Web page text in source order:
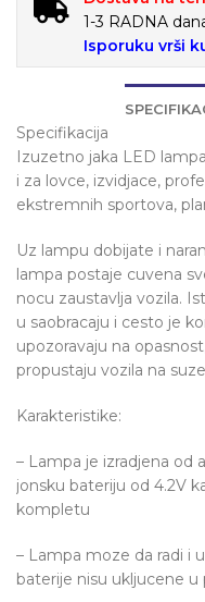
1-3 RADNA
Isporuku vrši
Specifikacija
Izuzetno jaka LED
i za lovce, izvidjace,
ekstremnih sportova,
Uz lampu dobijate i
lampa postaje cuvena
nocu zaustavlja vozila.
u saobracaju i cesto je
upozoravaju na
propustaju vozila na
Karakteristike:
– Lampa je izradjena od
jonsku bateriju od 4.2V
kompletu
– Lampa moze da radi i
baterije nisu ukljucene u